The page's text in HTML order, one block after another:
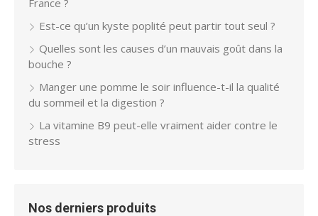
France ?
Est-ce qu’un kyste poplité peut partir tout seul ?
Quelles sont les causes d’un mauvais goût dans la
bouche ?
Manger une pomme le soir influence-t-il la qualité
du sommeil et la digestion ?
La vitamine B9 peut-elle vraiment aider contre le
stress
Nos derniers produits